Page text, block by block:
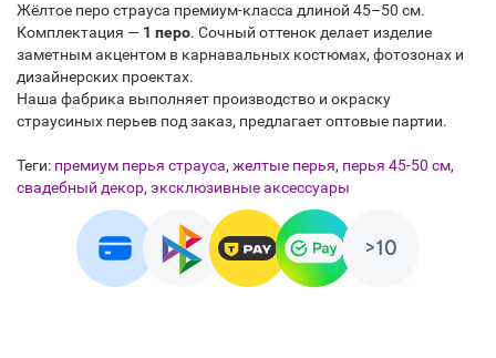
Жёлтое перо страуса премиум-класса длиной 45–50 см.
Комплектация — 1 перо. Сочный оттенок делает изделие
заметным акцентом в карнавальных костюмах, фотозонах и
дизайнерских проектах.
Наша фабрика выполняет производство и окраску
страусиных перьев под заказ, предлагает оптовые партии.
Теги: премиум перья страуса, желтые перья, перья 45-50 см,
свадебный декор, эксклюзивные аксессуары